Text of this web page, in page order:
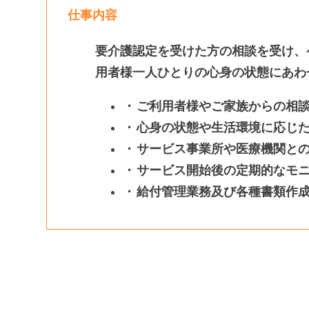
仕事内容
要介護認定を受けた方の相談を受け
用者様一人ひとりの心身の状態にあ
ご利用者様やご家族からの相
心身の状態や生活環境に応じ
サービス事業所や医療機関と
サービス開始後の定期的なモ
給付管理業務及び各種書類作